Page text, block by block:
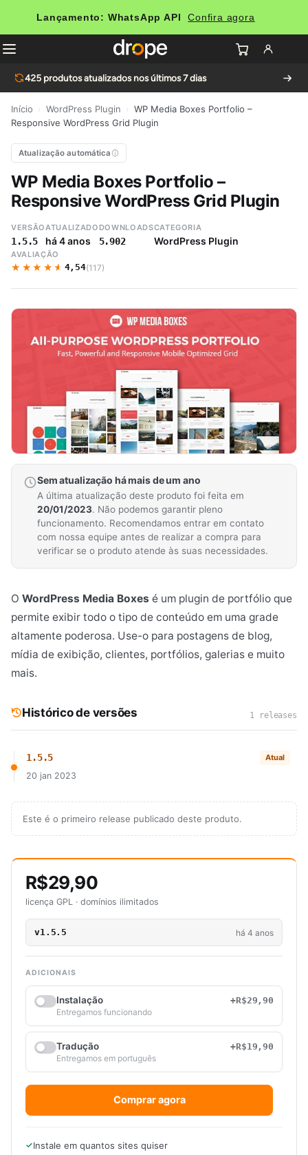
Lançamento: WhatsApp API Confira agora
425 produtos atualizados nos últimos 7 dias
Início WordPress Plugin
WP Media Boxes Portfolio –
Responsive WordPress Grid Plugin
Atualização automática
WP Media Boxes Portfolio –
Responsive WordPress Grid Plugin
VERSÃO
1.5.5
ATUALIZADO
há 4 anos
DOWNLOADS
5.902
CATEGORIA
WordPress Plugin
AVALIAÇÃO
★★★★★
★★★★★ 4,54(117)
Sem atualização há mais de um ano
A última atualização deste produto foi feita em
20/01/2023. Não podemos garantir pleno
funcionamento. Recomendamos entrar em contato
com nossa equipe antes de realizar a compra para
verificar se o produto atende às suas necessidades.
O WordPress Media Boxes é um plugin de portfólio que
permite exibir todo o tipo de conteúdo em uma grade
altamente poderosa. Use-o para postagens de blog,
mídia de exibição, clientes, portfólios, galerias e muito
mais.
Histórico de versões 1 releases
1.5.5 Atual
20 jan 2023
Este é o primeiro release publicado deste produto.
R$29,90
licença GPL · domínios ilimitados
v1.5.5 há 4 anos
ADICIONAIS
Instalação
+R$29,90
Entregamos funcionando
Tradução
+R$19,90
Entregamos em português
Comprar agora
Instale em quantos sites quiser